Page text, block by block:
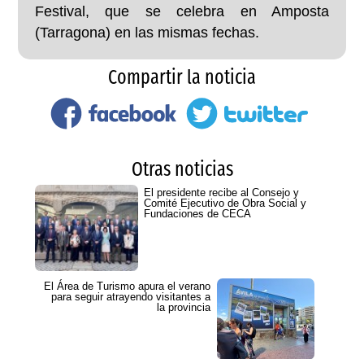
Festival, que se celebra en Amposta
(Tarragona) en las mismas fechas.
Compartir la noticia
Otras noticias
El presidente recibe al Consejo y
Comité Ejecutivo de Obra Social y
Fundaciones de CECA
El Área de Turismo apura el verano
para seguir atrayendo visitantes a
la provincia